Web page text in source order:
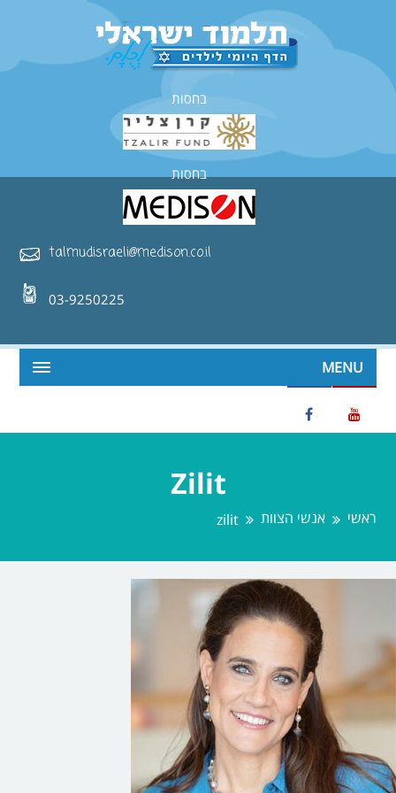
בחסות
בחסות
talmudisraeli@medison.co.il
03-9250225
MENU
Zilit
ראשי אנשי הצוות zilit